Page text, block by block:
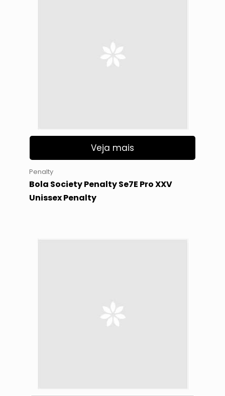
Veja mais
Penalty
Bola Society Penalty Se7E Pro XXV
Unissex Penalty